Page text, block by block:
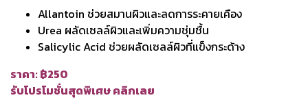
Allantoin ช่วยสมานผิวและลดการระคายเคือง
Urea ผลัดเซลล์ผิวและเพิ่มความชุ่มชื้น
Salicylic Acid ช่วยผลัดเซลล์ผิวที่แข็งกระด้าง
ราคา: ฿250
รับโปรโมชั่นสุดพิเศษ คลิกเลย